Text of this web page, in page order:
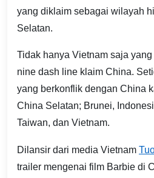
yang diklaim sebagai wilayah
Selatan.
Tidak hanya Vietnam saja
nine dash line klaim China.
yang berkonflik dengan China
China Selatan; Brunei,
Taiwan, dan Vietnam.
Dilansir dari media Vietnam
trailer mengenai film Barbie di